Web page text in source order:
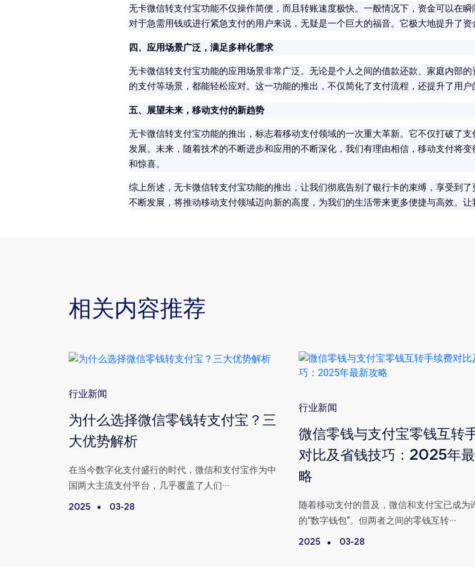
无卡微信转支付宝功能不仅操作简便，而且转账速度极快。一般情况下，资金可以在
对于急需用钱或进行紧急支付的用户来说，无疑是一个巨大的福音。它极大地提升了资
四、应用场景广泛，满足多样化需求
无卡微信转支付宝功能的应用场景非常广泛。无论是个人之间的借款还款、家庭内部
的支付等场景，都能轻松应对。这一功能的推出，不仅简化了支付流程，还提升了用户
五、展望未来，移动支付的新趋势
无卡微信转支付宝功能的推出，标志着移动支付领域的一次重大革新。它不仅打破了
发展。未来，随着技术的不断进步和应用的不断深化，我们有理由相信，移动支付将
和惊喜。
综上所述，无卡微信转支付宝功能的推出，让我们彻底告别了银行卡的束缚，享受到
不断发展，将推动移动支付领域迈向新的高度，为我们的生活带来更多便捷与高效。
相关内容推荐
行业新闻
为什么选择微信零钱转支付宝？三
大优势解析
在当今数字化支付盛行的时代，微信和支付宝作为中
国两大主流支付平台，几乎覆盖了人们···
2025 03-28
行业新闻
微信零钱与支付宝零钱互转
对比及省钱技巧：2025年
略
随着移动支付的普及，微信和支付宝已成为
的“数字钱包”。但两者之间的零钱互转···
2025 03-28